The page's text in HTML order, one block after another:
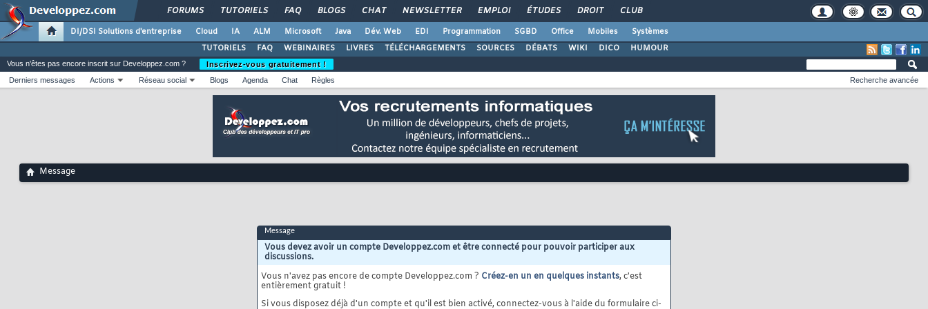
FORUMS TUTORIELS FAQ BLOGS CHAT NEWSLETTER EMPLOI ÉTUDES DROIT CLUB
DI/DSI Solutions d'entreprise Cloud IA ALM Microsoft Java Dév. Web EDI Programmation SGBD Office Mobiles
Systèmes
TUTORIELS
FAQ WEBINAIRES LIVRES TÉLÉCHARGEMENTS SOURCES DÉBATS WIKI DICO HUMOUR
Vous n'êtes pas encore inscrit sur Developpez.com ?
Inscrivez-vous gratuitement !
Derniers messages
Actions Réseau social Blogs Agenda Chat Règles Recherche avancée
Message
Message
Vous devez avoir un compte Developpez.com et être connecté pour pouvoir participer aux
discussions.
Vous n'avez pas encore de compte Developpez.com ? Créez-en un en quelques instants, c'est
entièrement gratuit !
Si vous disposez déjà d'un compte et qu'il est bien activé, connectez-vous à l'aide du formulaire ci-